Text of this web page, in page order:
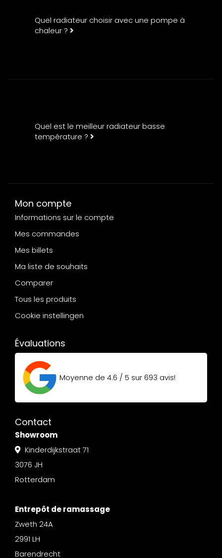
Quel radiateur choisir avec une pompe à
chaleur ?
Quel est le meilleur radiateur basse
température ?
Mon compte
Informations sur le compte
Mes commandes
Mes billets
Ma liste de souhaits
Comparer
Tous les produits
Cookie instellingen
Évaluations
Moyenne de 4.6 / 5 sur693 avis!
Contact
Showroom
Kinderdijkstraat 71
3076 JH
Rotterdam
Entrepôt de ramassage
Zweth 24A
2991 LH
Barendrecht